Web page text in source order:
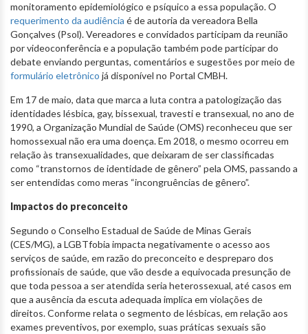
monitoramento epidemiológico e psíquico a essa população. O
requerimento da audiência é de autoria da vereadora Bella
Gonçalves (Psol). Vereadores e convidados participam da reunião
por videoconferência e a população também pode participar do
debate enviando perguntas, comentários e sugestões por meio de
formulário eletrônico já disponível no Portal CMBH.
Em 17 de maio, data que marca a luta contra a patologização das
identidades lésbica, gay, bissexual, travesti e transexual, no ano de
1990, a Organização Mundial de Saúde (OMS) reconheceu que ser
homossexual não era uma doença. Em 2018, o mesmo ocorreu em
relação às transexualidades, que deixaram de ser classificadas
como “transtornos de identidade de gênero” pela OMS, passando a
ser entendidas como meras “incongruências de gênero”.
Impactos do preconceito
Segundo o Conselho Estadual de Saúde de Minas Gerais
(CES/MG), a LGBTfobia impacta negativamente o acesso aos
serviços de saúde, em razão do preconceito e despreparo dos
profissionais de saúde, que vão desde a equivocada presunção de
que toda pessoa a ser atendida seria heterossexual, até casos em
que a ausência da escuta adequada implica em violações de
direitos. Conforme relata o segmento de lésbicas, em relação aos
exames preventivos, por exemplo, suas práticas sexuais são